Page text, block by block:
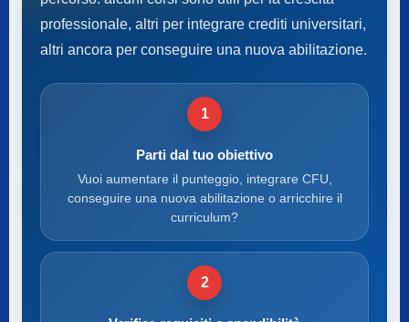
professionale, altri per integrare crediti universitari,
altri ancora per conseguire una nuova abilitazione.
1
Parti dal tuo obiettivo
Vuoi aumentare il punteggio, integrare CFU,
conseguire una nuova abilitazione o arricchire il
curriculum?
2